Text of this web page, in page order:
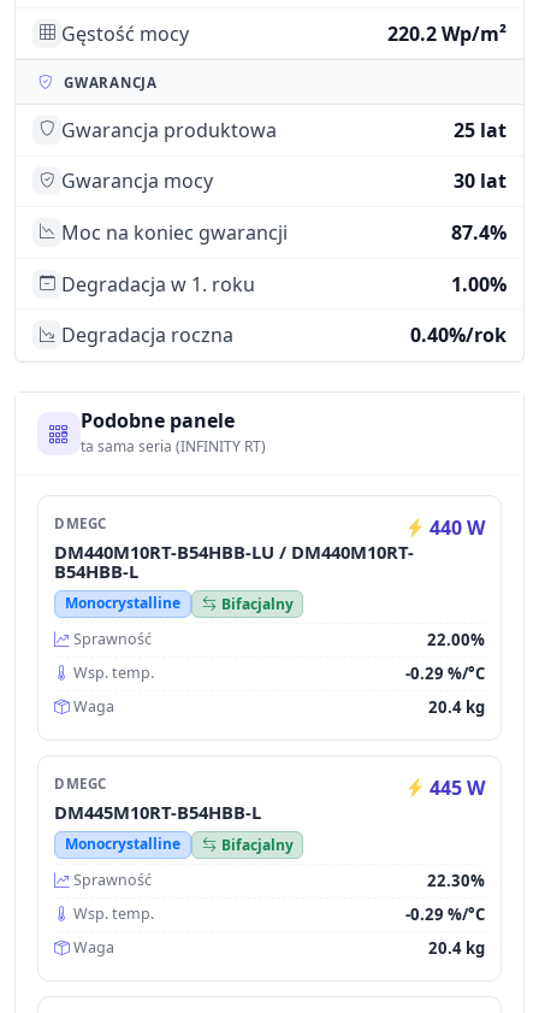
Gęstość mocy
220.2 Wp/m²
GWARANCJA
Gwarancja produktowa
25 lat
Gwarancja mocy
30 lat
Moc na koniec gwarancji
87.4%
Degradacja w 1. roku
1.00%
Degradacja roczna
0.40%/rok
Podobne panele
ta sama seria (INFINITY RT)
DMEGC 440 W
DM440M10RT-B54HBB-LU / DM440M10RT-
B54HBB-L
Monocrystalline
Bifacjalny
Sprawność
22.00%
Wsp. temp. -0.29 %/°C
Waga 20.4 kg
DMEGC 445 W
DM445M10RT-B54HBB-L
Monocrystalline
Bifacjalny
Sprawność
22.30%
Wsp. temp. -0.29 %/°C
Waga 20.4 kg